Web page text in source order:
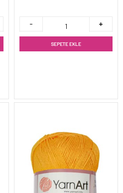
SEPETE EKLE